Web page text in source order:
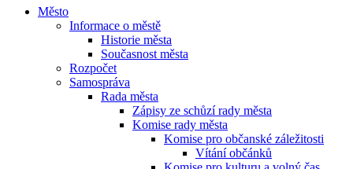
Město
Informace o městě
Historie města
Současnost města
Rozpočet
Samospráva
Rada města
Zápisy ze schůzí rady města
Komise rady města
Komise pro občanské záležitosti
Vítání občánků